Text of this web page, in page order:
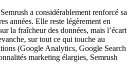
a considérablement renforcé sa
années. Elle reste légèrement en
la fraîcheur des données, mais l’écart
sur tout ce qui touche au
(Google Analytics, Google Search
marketing élargies, Semrush